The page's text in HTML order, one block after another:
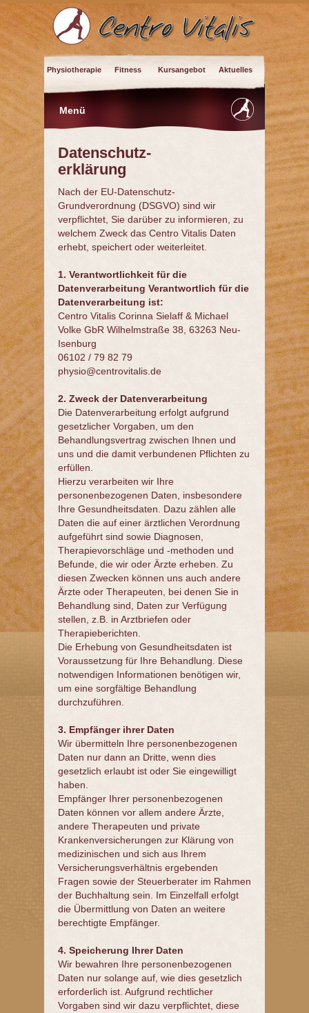
Physiotherapie Fitness Kursangebot Aktuelles
Menü
Datenschutz-
erklärung
Nach der EU-Datenschutz-
Grundverordnung (DSGVO) sind wir
verpflichtet, Sie darüber zu informieren, zu
welchem Zweck das Centro Vitalis Daten
erhebt, speichert oder weiterleitet.
1. Verantwortlichkeit für die
Datenverarbeitung Verantwortlich für die
Datenverarbeitung ist:
Centro Vitalis Corinna Sielaff & Michael
Volke GbR Wilhelmstraße 38, 63263 Neu-
Isenburg
06102 / 79 82 79
physio@centrovitalis.de
2. Zweck der Datenverarbeitung
Die Datenverarbeitung erfolgt aufgrund
gesetzlicher Vorgaben, um den
Behandlungsvertrag zwischen Ihnen und
uns und die damit verbundenen Pflichten zu
erfüllen.
Hierzu verarbeiten wir Ihre
personenbezogenen Daten, insbesondere
Ihre Gesundheitsdaten. Dazu zählen alle
Daten die auf einer ärztlichen Verordnung
aufgeführt sind sowie Diagnosen,
Therapievorschläge und -methoden und
Befunde, die wir oder Ärzte erheben. Zu
diesen Zwecken können uns auch andere
Ärzte oder Therapeuten, bei denen Sie in
Behandlung sind, Daten zur Verfügung
stellen, z.B. in Arztbriefen oder
Therapieberichten.
Die Erhebung von Gesundheitsdaten ist
Voraussetzung für Ihre Behandlung. Diese
notwendigen Informationen benötigen wir,
um eine sorgfältige Behandlung
durchzuführen.
3. Empfänger ihrer Daten
Wir übermitteln Ihre personenbezogenen
Daten nur dann an Dritte, wenn dies
gesetzlich erlaubt ist oder Sie eingewilligt
haben.
Empfänger Ihrer personenbezogenen
Daten können vor allem andere Ärzte,
andere Therapeuten und private
Krankenversicherungen zur Klärung von
medizinischen und sich aus Ihrem
Versicherungsverhältnis ergebenden
Fragen sowie der Steuerberater im Rahmen
der Buchhaltung sein. Im Einzelfall erfolgt
die Übermittlung von Daten an weitere
berechtigte Empfänger.
4. Speicherung Ihrer Daten
Wir bewahren Ihre personenbezogenen
Daten nur solange auf, wie dies gesetzlich
erforderlich ist. Aufgrund rechtlicher
Vorgaben sind wir dazu verpflichtet, diese